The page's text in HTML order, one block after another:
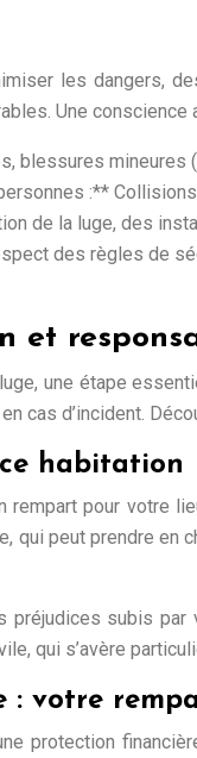
les dangers,
Une
blessures
:**
de la luge, des
des règles de
et
une étape
cas d’incident.
habitation
rempart pour votre
qui peut prendre en
préjudices subis
qui s’avère
: votre
protection